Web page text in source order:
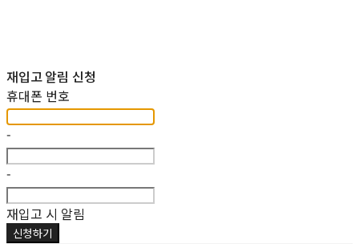
재입고 알림 신청
휴대폰 번호
-
-
재입고 시 알림
신청하기